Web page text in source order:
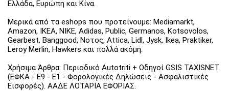
Ελλάδα, Ευρώπη και Κίνα.
Μερικά από τα eshops που προτείνουμε: Mediamarkt,
Amazon, IKEA, NIKE, Adidas, Public, Germanos, Kotsovolos,
Gearbest, Banggood, Νοτος, Attica, Lidl, Jysk, Ikea, Praktiker,
Leroy Merlin, Hawkers και πολλά ακόμη.
Χρήσιμα Άρθρα: Περιοδικό Autotriti + Οδηγοί GSIS TAXISNET
(ΕΦΚΑ - Ε9 - Ε1 - Φορολογικές Δηλώσεις - Ασφαλιστικές
Εισφορές). ΑΑΔΕ ΛΟΤΑΡΙΑ ΕΦΟΡΙΑΣ.